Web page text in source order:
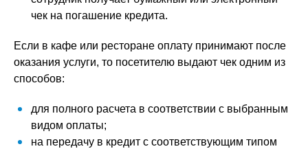
чек на погашение кредита.
Если в кафе или ресторане оплату принимают после
оказания услуги, то посетителю выдают чек одним из
способов:
для полного расчета в соответствии с выбранным
видом оплаты;
на передачу в кредит с соответствующим типом